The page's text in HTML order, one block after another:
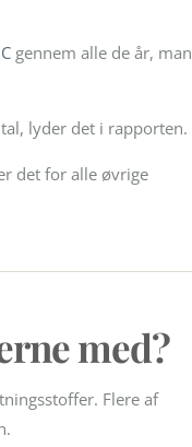
gennem alle de år, man
lyder det i rapporten.
det for alle øvrige
med?
Flere af